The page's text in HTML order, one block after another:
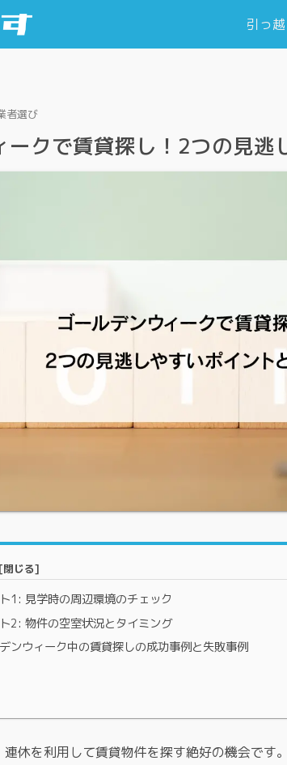
引っ
者選び
ークで賃貸探し！2つの見逃
1: 見学時の周辺環境のチェック
2: 物件の空室状況とタイミング
ンウィーク中の賃貸探しの成功事例と失敗事例
休を利用して賃貸物件を探す絶好の機会です